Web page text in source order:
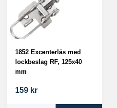
1852 Excenterlås med
lockbeslag RF, 125x40
mm
159 kr